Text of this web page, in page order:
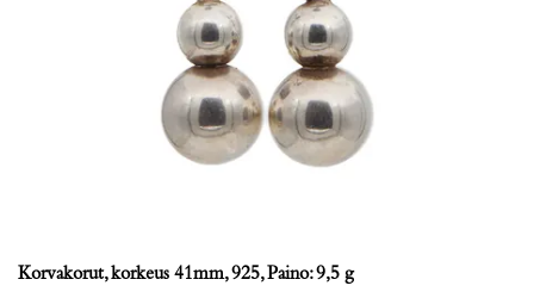
Korvakorut, korkeus 41mm, 925, Paino: 9,5 g